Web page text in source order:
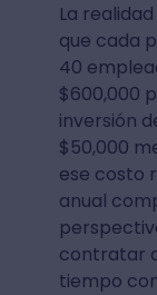
La
que cada
40
$600,000
inversión
$50,000
ese costo
anual
contratar
tiempo